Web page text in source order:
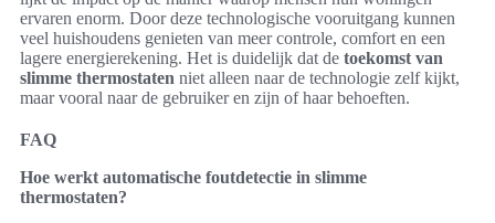
ervaren enorm. Door deze technologische vooruitgang kunnen
veel huishoudens genieten van meer controle, comfort en een
lagere energierekening. Het is duidelijk dat de toekomst van
slimme thermostaten niet alleen naar de technologie zelf kijkt,
maar vooral naar de gebruiker en zijn of haar behoeften.
FAQ
Hoe werkt automatische foutdetectie in slimme
thermostaten?